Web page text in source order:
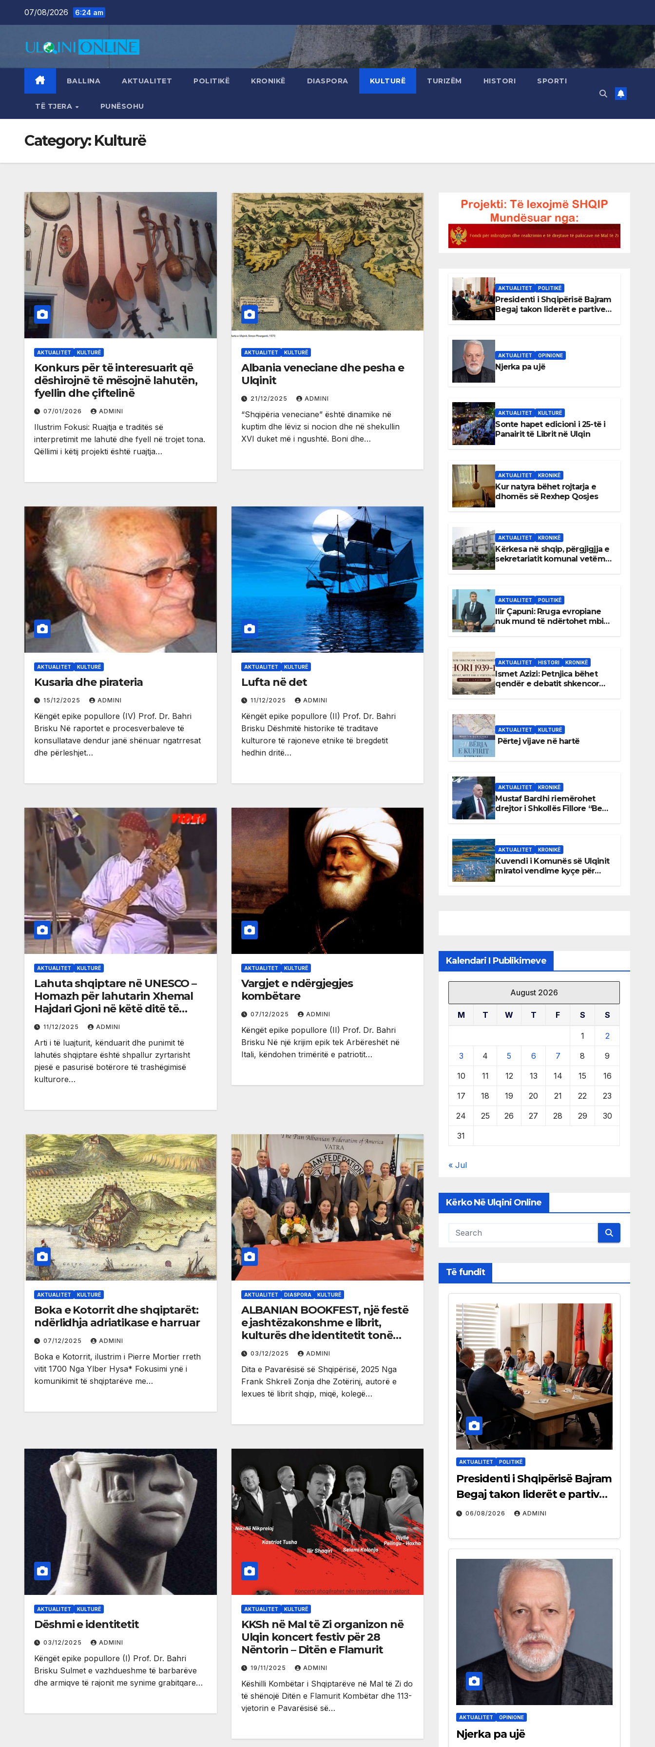
07/08/2026 6:24 am
BALLINA AKTUALITET POLITIKË KRONIKË DIASPORA KULTURË TURIZËM HISTORI SPORTI
TË TJERA PUNËSOHU
Category: Kulturë
AKTUALITET KULTURË
Konkurs për të interesuarit që
dëshirojnë të mësojnë lahutën,
fyellin dhe çiftelinë
07/01/2026 ADMINI
Ilustrim Fokusi: Ruajtja e traditës së
interpretimit me lahutë dhe fyell në trojet tona.
Qëllimi i këtij projekti është ruajtja…
AKTUALITET KULTURË
Albania veneciane dhe pesha e
Ulqinit
21/12/2025 ADMINI
“Shqipëria veneciane” është dinamike në
kuptim dhe lëviz si nocion dhe në shekullin
XVI duket më i ngushtë. Boni dhe…
AKTUALITET KULTURË
Kusaria dhe pirateria
15/12/2025 ADMINI
Këngët epike popullore (IV) Prof. Dr. Bahri
Brisku Në raportet e procesverbaleve të
konsullatave dendur janë shënuar ngatrresat
dhe përleshjet…
AKTUALITET KULTURË
Lufta në det
11/12/2025 ADMINI
Këngët epike popullore (II) Prof. Dr. Bahri
Brisku Dëshmitë historike të traditave
kulturore të rajoneve etnike të bregdetit
hedhin dritë…
AKTUALITET KULTURË
Lahuta shqiptare në UNESCO –
Homazh për lahutarin Xhemal
Hajdari Gjoni në këtë ditë të
rëndësishme kulturore
11/12/2025 ADMINI
Arti i të luajturit, kënduarit dhe punimit të
lahutës shqiptare është shpallur zyrtarisht
pjesë e pasurisë botërore të trashëgimisë
kulturore…
AKTUALITET KULTURË
Vargjet e ndërgjegjes
kombëtare
07/12/2025 ADMINI
Këngët epike popullore (II) Prof. Dr. Bahri
Brisku Në një krijim epik tek Arbëreshët në
Itali, këndohen trimëritë e patriotit…
AKTUALITET KULTURË
Boka e Kotorrit dhe shqiptarët:
ndërlidhja adriatikase e harruar
07/12/2025 ADMINI
Boka e Kotorrit, ilustrim i Pierre Mortier rreth
vitit 1700 Nga Ylber Hysa* Fokusimi ynë i
komunikimit të shqiptarëve me…
AKTUALITET DIASPORA KULTURË
ALBANIAN BOOKFEST, një festë
e jashtëzakonshme e librit,
kulturës dhe identitetit tonë
kombëtar në ShBA
03/12/2025 ADMINI
Dita e Pavarësisë së Shqipërisë, 2025 Nga
Frank Shkreli Zonja dhe Zotërinj, autorë e
lexues të librit shqip, miqë, kolegë…
AKTUALITET KULTURË
Dëshmi e identitetit
03/12/2025 ADMINI
Këngët epike popullore (I) Prof. Dr. Bahri
Brisku Sulmet e vazhdueshme të barbarëve
dhe armiqve të rajonit me synime grabitqare…
AKTUALITET KULTURË
KKSh në Mal të Zi organizon në
Ulqin koncert festiv për 28
Nëntorin – Ditën e Flamurit
19/11/2025 ADMINI
Këshilli Kombëtar i Shqiptarëve në Mal të Zi do
të shënojë Ditën e Flamurit Kombëtar dhe 113-
vjetorin e Pavarësisë së…
AKTUALITET POLITIKË
Presidenti i Shqipërisë Bajram
Begaj takon liderët e partive
AKTUALITET OPINIONE
Njerka pa ujë
AKTUALITET KULTURË
Sonte hapet edicioni i 25-të i
Panairit të Librit në Ulqin
AKTUALITET KRONIKË
Kur natyra bëhet rojtarja e
dhomës së Rexhep Qosjes
AKTUALITET KRONIKË
Kërkesa në shqip, përgjigjja e
sekretariatit komunal vetëm
AKTUALITET POLITIKË
Ilir Çapuni: Rruga evropiane
nuk mund të ndërtohet mbi
AKTUALITET HISTORI KRONIKË
Ismet Azizi: Petnjica bëhet
qendër e debatit shkencor
AKTUALITET KULTURË
Përtej vijave në hartë
AKTUALITET KRONIKË
Mustaf Bardhi riemërohet
drejtor i Shkollës Fillore “Bedri
AKTUALITET KRONIKË
Kuvendi i Komunës së Ulqinit
miratoi vendime kyçe për
Kalendari I Publikimeve
August 2026
M T W T F S S
1 2
3 4 5 6 7 8 9
10 11 12 13 14 15 16
17 18 19 20 21 22 23
24 25 26 27 28 29 30
31
« Jul
Kërko Në Ulqini Online
Të fundit
AKTUALITET POLITIKË
Presidenti i Shqipërisë Bajram
Begaj takon liderët e partive
shqiptare në Ulqin
06/08/2026 ADMINI
AKTUALITET OPINIONE
Njerka pa ujë